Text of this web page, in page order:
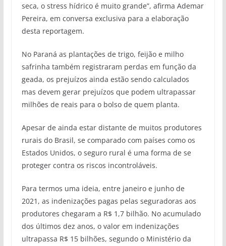
seca, o stress hídrico é muito grande”, afirma Ademar
Pereira, em conversa exclusiva para a elaboração
desta reportagem.
No Paraná as plantações de trigo, feijão e milho
safrinha também registraram perdas em função da
geada, os prejuízos ainda estão sendo calculados
mas devem gerar prejuízos que podem ultrapassar
milhões de reais para o bolso de quem planta.
Apesar de ainda estar distante de muitos produtores
rurais do Brasil, se comparado com países como os
Estados Unidos, o seguro rural é uma forma de se
proteger contra os riscos incontroláveis.
Para termos uma ideia, entre janeiro e junho de
2021, as indenizações pagas pelas seguradoras aos
produtores chegaram a R$ 1,7 bilhão. No acumulado
dos últimos dez anos, o valor em indenizações
ultrapassa R$ 15 bilhões, segundo o Ministério da